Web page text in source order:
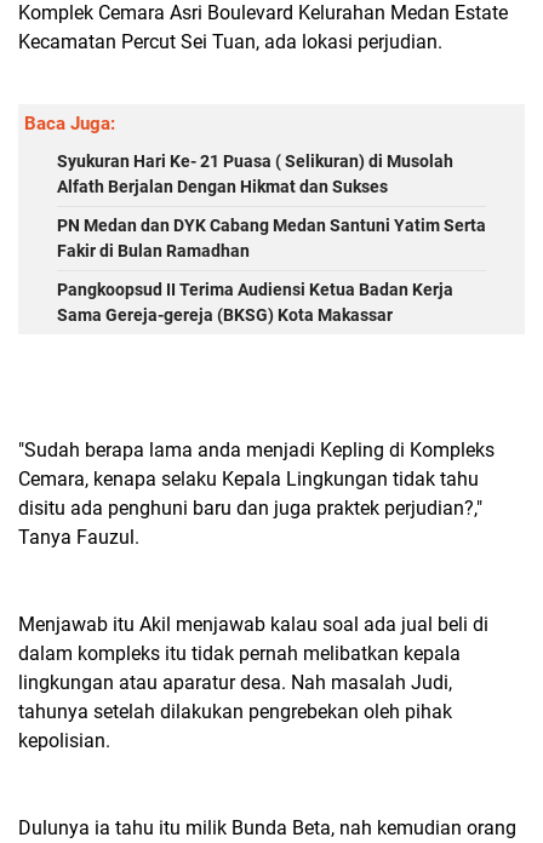
Komplek Cemara Asri Boulevard Kelurahan Medan Estate
Kecamatan Percut Sei Tuan, ada lokasi perjudian.
Baca Juga:
Syukuran Hari Ke- 21 Puasa ( Selikuran) di Musolah
Alfath Berjalan Dengan Hikmat dan Sukses
PN Medan dan DYK Cabang Medan Santuni Yatim Serta
Fakir di Bulan Ramadhan
Pangkoopsud II Terima Audiensi Ketua Badan Kerja
Sama Gereja-gereja (BKSG) Kota Makassar
"Sudah berapa lama anda menjadi Kepling di Kompleks
Cemara, kenapa selaku Kepala Lingkungan tidak tahu
disitu ada penghuni baru dan juga praktek perjudian?,"
Tanya Fauzul.
Menjawab itu Akil menjawab kalau soal ada jual beli di
dalam kompleks itu tidak pernah melibatkan kepala
lingkungan atau aparatur desa. Nah masalah Judi,
tahunya setelah dilakukan pengrebekan oleh pihak
kepolisian.
Dulunya ia tahu itu milik Bunda Beta, nah kemudian orang